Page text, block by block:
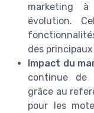
marketing
évolution.
des
Impact du
continue de
grâce au
pour les